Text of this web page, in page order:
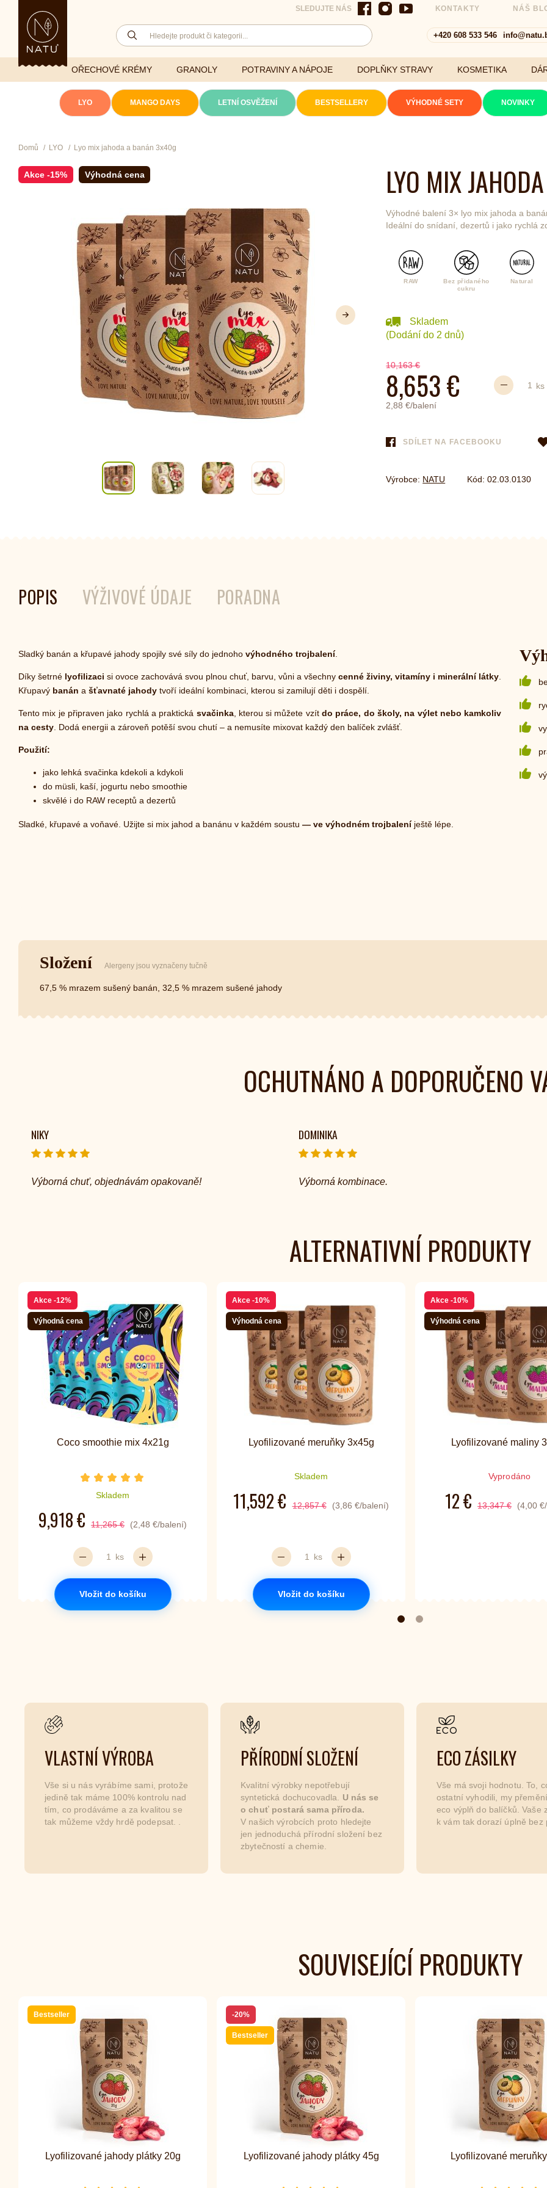
SLEDUJTE NÁS KONTAKTY NÁŠ
+420 608 533 546
OŘECHOVÉ KRÉMY GRANOLY POTRAVINY A NÁPOJE
Lyofilizovaná
Sušené ovoce
Kombuchy
Energetické nápoje
Superfood shoty
Kokosové nápoje
Ostatní nápoje
Porcované
Sypané
Kokosové nádobí
DOPLŇKY STRAVY KOSMETIKA
LYO MANGO DAYS LETNÍ OSVĚŽENÍ BESTSELLERY VÝHODNÉ SETY NOVINKY
Domů LYO Lyo mix jahoda a banán 3x40g
Akce-15% Výhodná cena
Další
LYO MIX
Výhodné balení 3× lyo mix jahoda a
Ideální do snídaní, dezertů i jako rychlá
RAW
Bez přidaného
cukru
Natural
Skladem
(Dodání do 2 dnů)
10,163 €
8,653 €
2,88 €/balení
ks
SDÍLET NA FACEBOOKU
Výrobce: NATU Kód:02.03.0130
POPIS VÝŽIVOVÉ ÚDAJE PORADNA
Sladký banán a křupavé jahody spojily své síly do jednoho výhodného trojbalení.
Díky šetrné lyofilizaci si ovoce zachovává svou plnou chuť, barvu, vůni a všechny cenné živiny, vitamíny i minerální látky
Křupavý banán a šťavnaté jahody tvoří ideální kombinaci, kterou si zamilují děti i dospělí.
Tento mix je připraven jako rychlá a praktická svačinka, kterou si můžete vzítdo práce, do školy, na výlet nebo kamkoliv
na cesty . Dodá energii a zároveň potěší svou chutí – a nemusíte mixovat každý den balíček zvlášť.
Použití:
jako lehká svačinka kdekoli a kdykoli
do müsli, kaší, jogurtu nebo smoothie
skvělé i do RAW receptů a dezertů
Sladké, křupavé a voňavé. Užijte si mix jahod a banánu v každém soustu — ve výhodném trojbaleníještě lépe.
Složení Alergeny jsou vyznačeny tučně
67,5 % mrazem sušený banán, 32,5 % mrazem sušené jahody
OCHUTNÁNO A DOPORUČENO
NIKY
Výborná chuť, objednávám opakovaně!
DOMINIKA
Výborná kombinace.
ALTERNATIVNÍ PRODUKTY
Akce -12%
Výhodná cena
Coco smoothie mix 4x21g
Počet hvězdiček je 5 z 5
Skladem
9,918 € 11,265 € (2,48 €/balení)
ks
Vložit do košíku
Akce -10%
Výhodná cena
Lyofilizované meruňky 3x45g
Skladem
11,592 € 12,857 € (3,86 €/balení)
ks
Vložit do košíku
Akce -10%
Výhodná cena
Lyofilizované maliny
Vyprodáno
12 € 13,347 € (4,00
VLASTNÍ VÝROBA
Vše si u nás vyrábíme sami, protože
jedině tak máme 100% kontrolu nad
tím, co prodáváme a za kvalitou se
tak můžeme vždy hrdě podepsat. .
PŘÍRODNÍ SLOŽENÍ
Kvalitní výrobky nepotřebují
syntetická dochucovadla. U nás se
o chuť postará sama příroda.
V našich výrobcích proto hledejte
jen jednoduchá přírodní složení bez
zbytečností a chemie.
ECO ZÁSILKY
Vše má svoji hodnotu. To,
ostatní vyhodili, my
eco výplň do balíčků. Vaše
k vám tak dorazí úplně bez
SOUVISEJÍCÍ PRODUKTY
Bestseller
Lyofilizované jahody plátky 20g
-20%
Bestseller
Lyofilizované jahody plátky 45g Lyofilizované